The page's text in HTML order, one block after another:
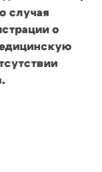
случая
о